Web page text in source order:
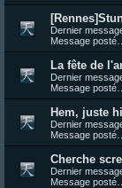
Dernier
Message
La fête de
Dernier
Message
Hem, juste
Dernier
Message
Cherche
Dernier
Message